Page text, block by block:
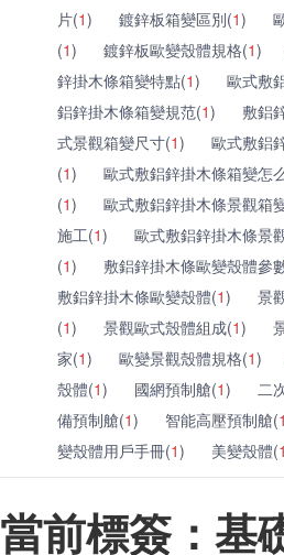
片(1) 鍍鋅板箱變區別(1)
(1) 鍍鋅板歐變殼體規格(1)
鋅掛木條箱變特點(1) 歐式敷
鋁鋅掛木條箱變規范(1) 敷鋁
式景觀箱變尺寸(1) 歐式敷鋁
(1) 歐式敷鋁鋅掛木條箱變怎
(1) 歐式敷鋁鋅掛木條景觀箱
施工(1) 歐式敷鋁鋅掛木條景
(1) 敷鋁鋅掛木條歐變殼體參
敷鋁鋅掛木條歐變殼體(1) 景
(1) 景觀歐式殼體組成(1)
家(1) 歐變景觀殼體規格(1)
殼體(1) 國網預制艙(1) 二
備預制艙(1) 智能高壓預制艙(1
變殼體用戶手冊(1) 美變殼體(1
當前標簽：基